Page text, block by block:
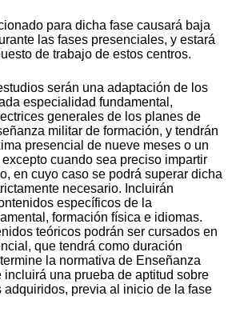
para dicha fase causará baja
las fases presenciales, y estará
de trabajo de estos centros.
serán una adaptación de los
especialidad fundamental,
generales de los planes de
militar de formación, y tendrán
presencial de nueve meses o un
cuando sea preciso impartir
en cuyo caso se podrá superar dicha
necesario. Incluirán
específicos de la
formación física e idiomas.
teóricos podrán ser cursados en
que tendrá como duración
la normativa de Enseñanza
incluirá una prueba de aptitud sobre
adquiridos, previa al inicio de la fase